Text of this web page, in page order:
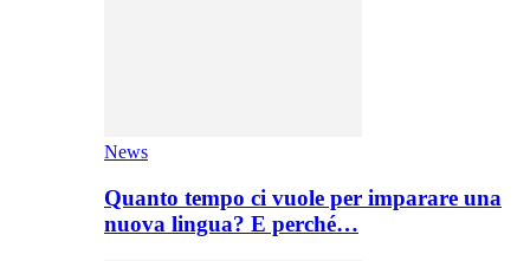
News
Quanto tempo ci vuole per imparare una
nuova lingua? E perché…